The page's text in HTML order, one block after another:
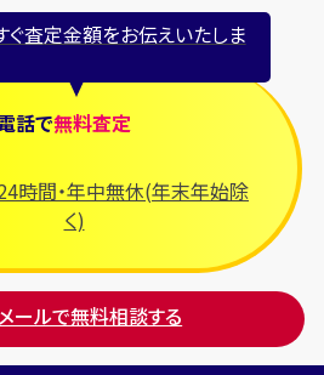
ぐ査定金額をお伝えいたしま
話で無料査定
24時間・年中無休(年末年始除
く)
メールで無料相談する